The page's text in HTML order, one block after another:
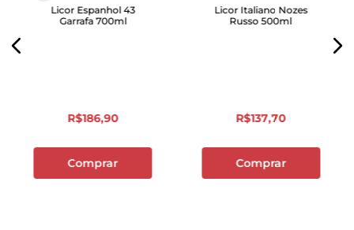
Licor Espanhol 43
Garrafa 700ml
R$186,90
Comprar
Licor Italiano Nozes
Russo 500ml
R$137,70
Comprar